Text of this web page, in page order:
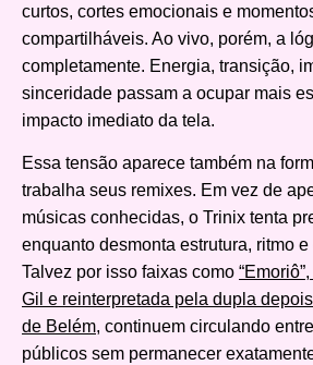
curtos, cortes emocionais e
compartilháveis. Ao vivo, porém, a
completamente. Energia, transição,
sinceridade passam a ocupar mais
impacto imediato da tela.
Essa tensão aparece também na
trabalha seus remixes. Em vez de
músicas conhecidas, o Trinix tenta
enquanto desmonta estrutura, ritmo
Talvez por isso faixas como
Gil e reinterpretada pela dupla
de Belém, continuem circulando
públicos sem permanecer